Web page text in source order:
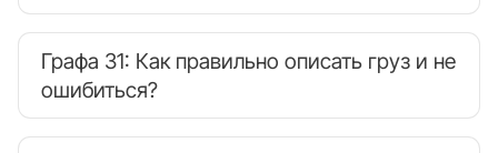
Графа 31: Как правильно описать груз и не
ошибиться?